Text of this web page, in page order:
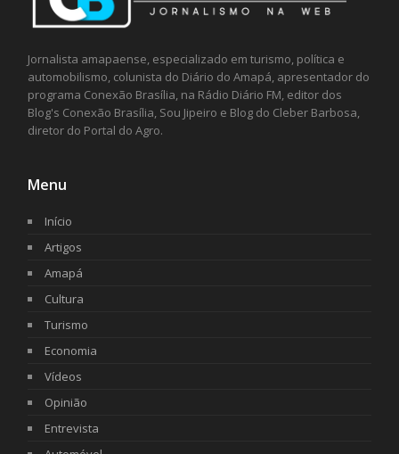
Jornalista amapaense, especializado em turismo, política e
automobilismo, colunista do Diário do Amapá, apresentador do
programa Conexão Brasília, na Rádio Diário FM, editor dos
Blog's Conexão Brasília, Sou Jipeiro e Blog do Cleber Barbosa,
diretor do Portal do Agro.
Menu
Início
Artigos
Amapá
Cultura
Turismo
Economia
Vídeos
Opinião
Entrevista